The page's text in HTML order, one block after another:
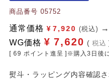
商品番号 05752
通常価格 ¥ 7,920 (税込)
WG価格 ¥ 7,620 税込
[ 69 ポイント進呈 ]※購入3日後
熨斗・ラッピング内容確認